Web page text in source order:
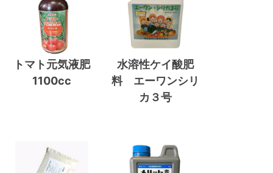
トマト元気液肥
1100cc
水溶性ケイ酸肥
料 エーワンシリ
カ３号